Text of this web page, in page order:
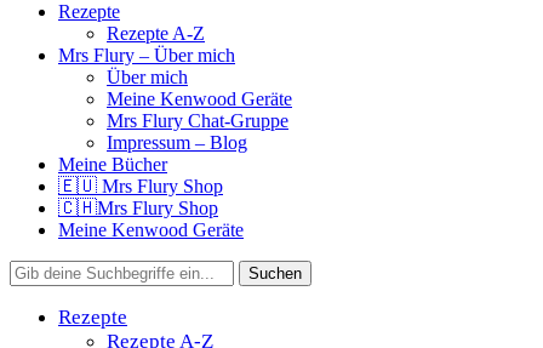
Rezepte
Rezepte A-Z
Mrs Flury – Über mich
Über mich
Meine Kenwood Geräte
Mrs Flury Chat-Gruppe
Impressum – Blog
Meine Bücher
🇪🇺 Mrs Flury Shop
🇨🇭Mrs Flury Shop
Meine Kenwood Geräte
Rezepte
Rezepte A-Z